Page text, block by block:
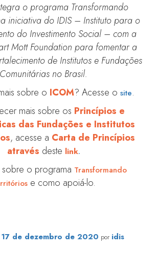
o programa Transformando
iniciativa do IDIS – Instituto para o
do Investimento Social – com a
Mott Foundation para fomentar a
de Institutos e Fundações
Comunitárias no Brasil.
sobre o ICOM? Acesse o site.
mais sobre os Princípios e
das Fundações e Institutos
, acesse a Carta de Princípios
através deste link.
sobre o programa Transformando
e como apoiá-lo.
17 de dezembro de 2020 por idis